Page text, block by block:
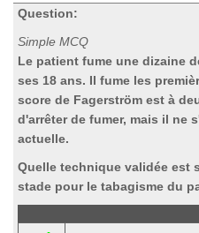
Question:
Simple MCQ
Le patient fume une dizaine
ses 18 ans. Il fume les
score de Fagerström est à
d'arrêter de fumer, mais il ne
actuelle.
Quelle technique validée est
stade pour le tabagisme du